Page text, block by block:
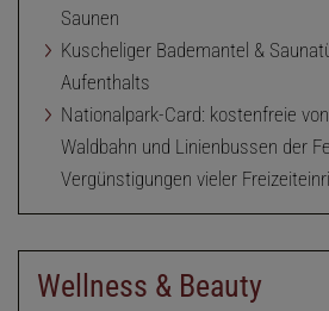
Saunen
Kuscheliger Bademantel &
Aufenthalts
Nationalpark-Card: kostenfreie
Waldbahn und Linienbussen der
Vergünstigungen vieler
Wellness & Beauty